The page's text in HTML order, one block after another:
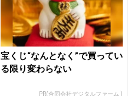
宝くじ“なんとなく”で買ってい
る限り変わらない
PR(合同会社デジタルファーム )